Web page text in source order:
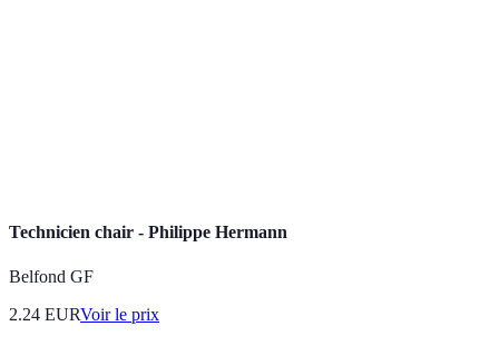
Technicien chair - Philippe Hermann
Belfond GF
2.24 EURVoir le prix